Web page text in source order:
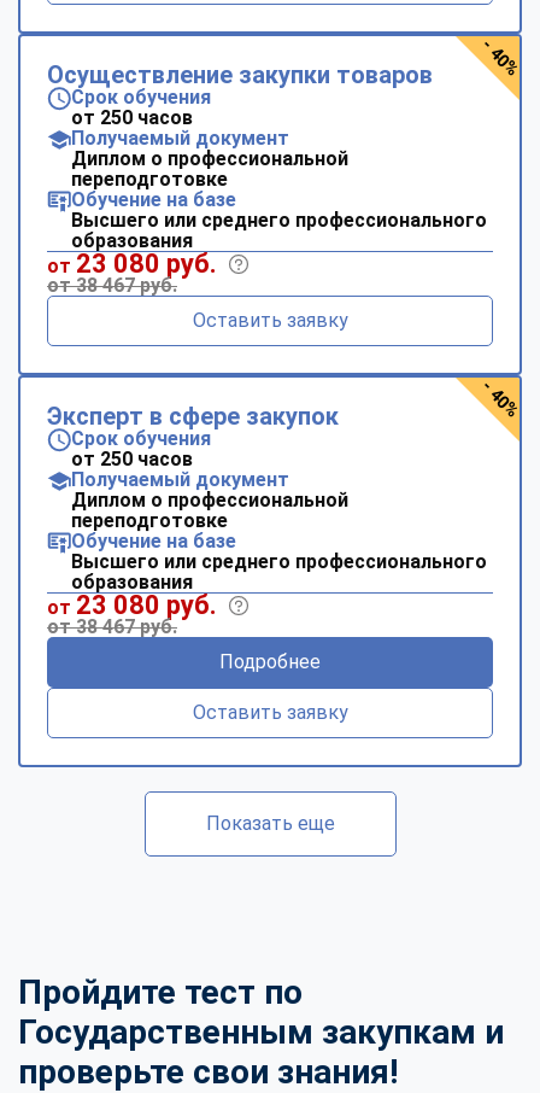
Осуществление закупки товаров
Срок обучения
от 250 часов
Получаемый документ
Диплом о профессиональной
переподготовке
Обучение на базе
Высшего или среднего профессионального
образования
от 23 080 руб.
от 38 467 руб.
Оставить заявку
- 40%
Эксперт в сфере закупок
Срок обучения
от 250 часов
Получаемый документ
Диплом о профессиональной
переподготовке
Обучение на базе
Высшего или среднего профессионального
образования
от 23 080 руб.
от 38 467 руб.
Подробнее
Оставить заявку
- 40%
Показать еще
Пройдите тест по
Государственным закупкам и
проверьте свои знания!